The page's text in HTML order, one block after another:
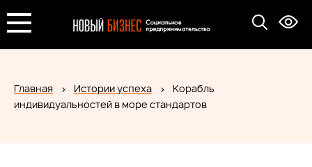
Главная Истории успеха
Корабль
индивидуальностей в море стандартов